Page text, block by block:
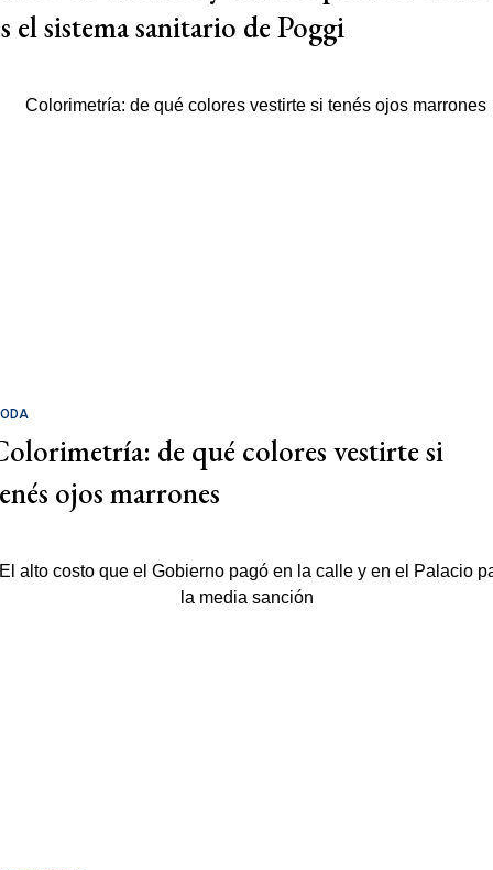
el sistema sanitario de Poggi
de qué colores vestirte si
ojos marrones